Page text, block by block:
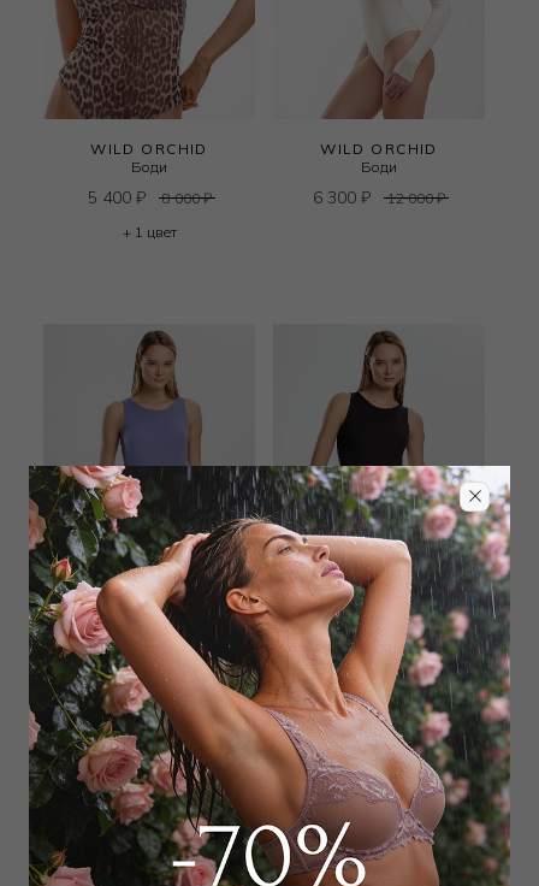
WILD ORCHID
Боди
5 400 ₽ 8 000₽
+ 1 цвет
WILD ORCHID
Боди
6 300 ₽ 12 000₽
WILD ORCHID
Боди
3 150₽ 8 000₽
+ 1 цвет
WILD ORCHID
Боди
5 400 ₽ 8 000₽
+ 1 цвет